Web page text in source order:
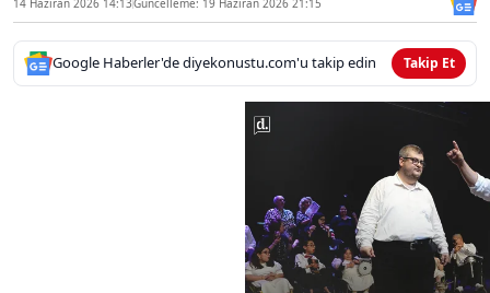
14 Haziran 2026 14:13Güncelleme: 19 Haziran 2026 21:15
Google Haberler'de diyekonustu.com'u takip edin Takip Et